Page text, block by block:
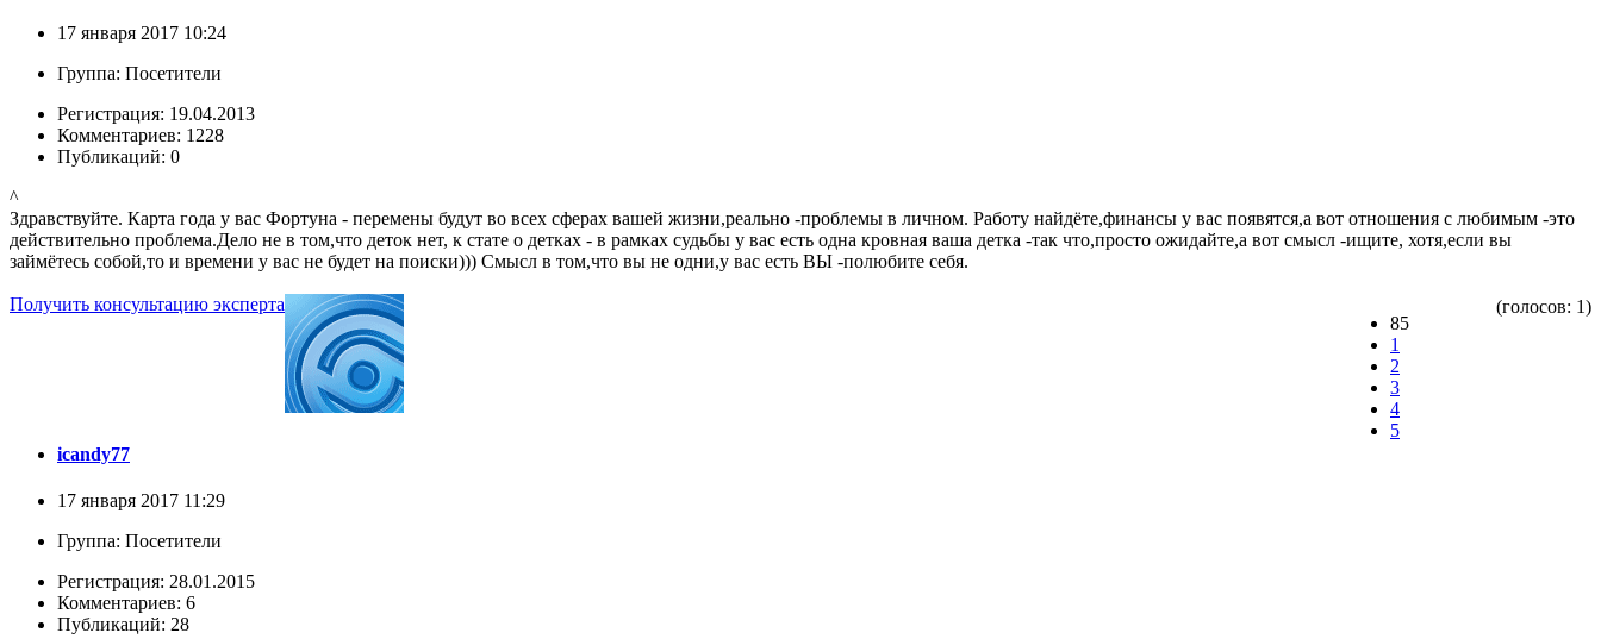
17 января 2017 10:24
Группа: Посетители
Регистрация: 19.04.2013
Комментариев: 1228
Публикаций: 0
^
Здравствуйте. Карта года у вас Фортуна - перемены будут во всех сферах вашей жизни,реально -проблемы в личном. Работу найдёте,финансы у вас появятся,а вот отношения с любимым -это
действительно проблема.Дело не в том,что деток нет, к стате о детках - в рамках судьбы у вас есть одна кровная ваша детка -так что,просто ожидайте,а вот смысл -ищите, хотя,если вы
займётесь собой,то и времени у вас не будет на поиски))) Смысл в том,что вы не одни,у вас есть ВЫ -полюбите себя.
Получить консультацию эксперта
85
1
2
3
4
5
(голосов: 1)
icandy77
17 января 2017 11:29
Группа: Посетители
Регистрация: 28.01.2015
Комментариев: 6
Публикаций: 28